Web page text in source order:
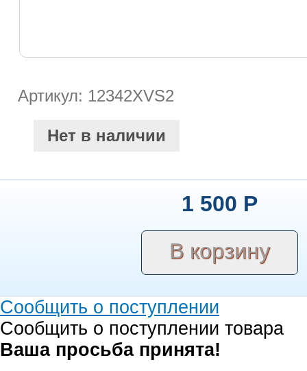
Артикул: 12342XVS2
Нет в наличии
1 500 Р
Сообщить о поступлении
Сообщить о поступлении товара
Ваша просьба принята!